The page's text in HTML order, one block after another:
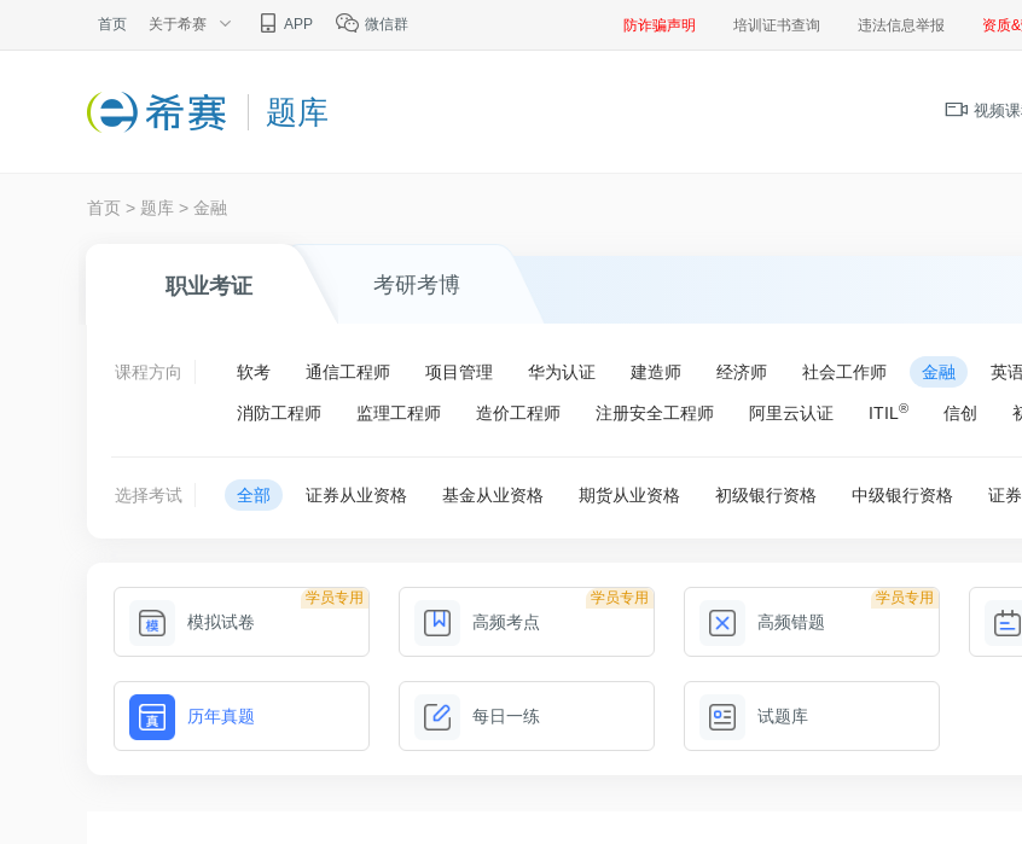
首页 关于希赛 APP 微信群 防诈骗声明 培训证书查询 违法信息举报 资质
题库 视频
首页 > 题库 > 金融
职业考证 考研考博
课程方向 软考 通信工程师 项目管理 华为认证 建造师 经济师 社会工作师 金融 英
消防工程师 监理工程师 造价工程师 注册安全工程师 阿里云认证 ITIL ® 信创
选择考试 全部 证券从业资格 基金从业资格 期货从业资格 初级银行资格 中级银行资格 证
学员专用
模拟试卷
学员专用
高频考点
学员专用
高频错题
历年真题 每日一练 试题库